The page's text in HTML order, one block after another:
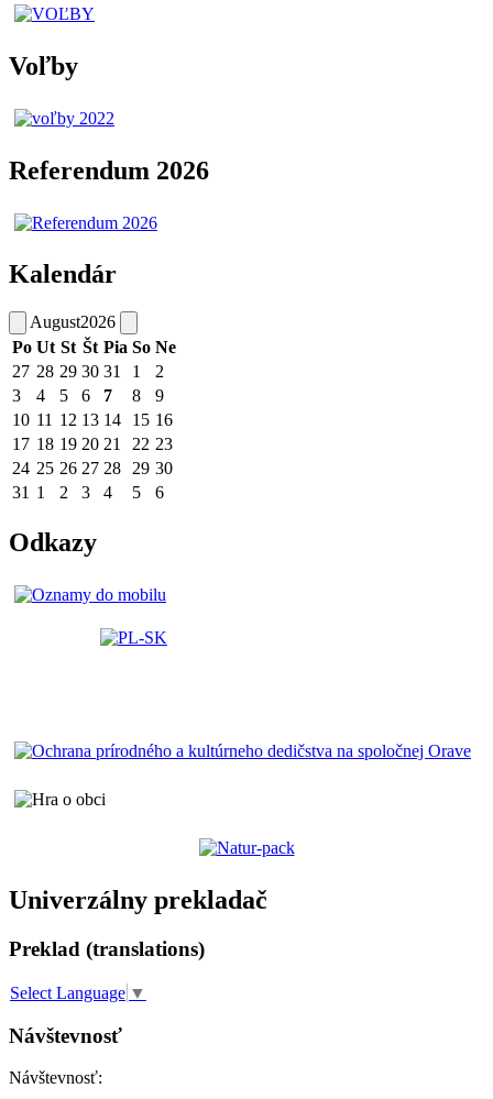
Voľby
Referendum 2026
Kalendár
August2026
Po Ut St Št Pia So Ne
27 28 29 30 31 1
2
3
4 5 6 7 8
9
10 11 12 13 14 15 16
17 18 19 20 21 22 23
24 25 26 27 28 29 30
31 1 2 3 4 5 6
Odkazy
Univerzálny prekladač
Preklad (translations)
Select Language ▼
Návštevnosť
Návštevnosť: